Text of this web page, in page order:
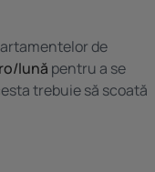
de
lună pentru a se
trebuie să scoată